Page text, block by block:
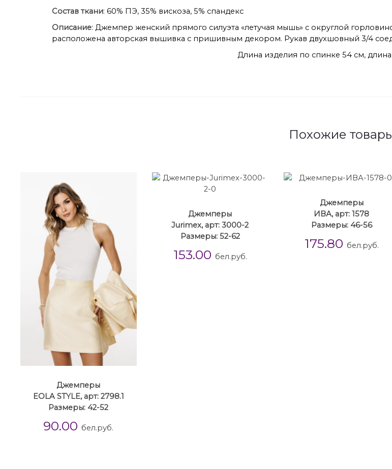
Состав ткани: 60% ПЭ, 35% вискоза, 5% спандекс
Описание: Джемпер женский прямого силуэта «летучая мышь» с округлой
расположена авторская вышивка с пришивным декором. Рукав двухшовный 3/4
Длина изделия по спинке 54 см,
Похожие
Джемперы
EOLA STYLE, арт: 2798.1
Размеры: 42-52
90.00 бел.руб.
Джемперы
Jurimex, арт: 3000-2
Размеры: 52-62
153.00 бел.руб.
Джемперы
ИВА, арт: 1578
Размеры: 46-56
175.80 бел.руб.